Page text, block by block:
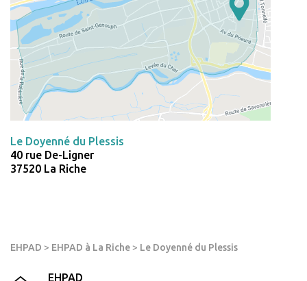
EHPAD > EHPAD à La Riche > Le Doyenné du Plessis
EHPAD
Le Doyenné du Plessis
40 rue De-Ligner
37520 La Riche